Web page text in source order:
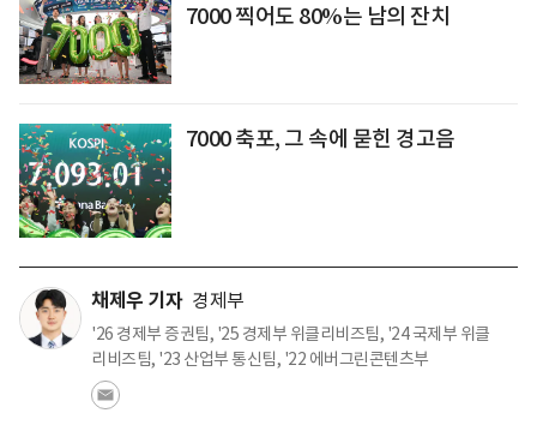
7000 찍어도 80%는 남의 잔치
7000 축포, 그 속에 묻힌 경고음
채제우 기자 경제부
'26 경제부 증권팀, '25 경제부 위클리비즈팀, '24 국제부 위클
리비즈팀, '23 산업부 통신팀, '22 에버그린콘텐츠부